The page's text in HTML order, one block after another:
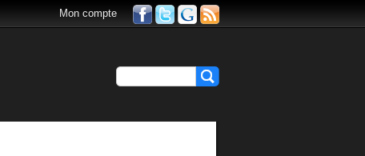
Mon compte